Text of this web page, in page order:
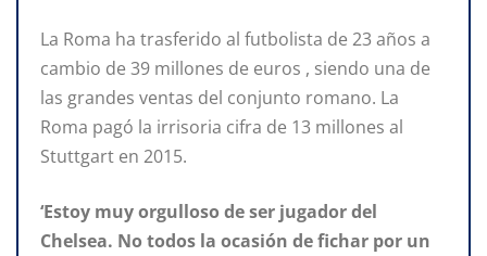
La Roma ha trasferido al futbolista de 23 años a
cambio de 39 millones de euros , siendo una de
las grandes ventas del conjunto romano. La
Roma pagó la irrisoria cifra de 13 millones al
Stuttgart en 2015.
‘Estoy muy orgulloso de ser jugador del
Chelsea. No todos la ocasión de fichar por un